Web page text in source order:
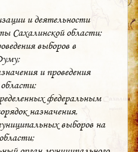
и деятельности
Сахалинской области;
выборов в
и проведения
федеральным
назначения,
выборов на